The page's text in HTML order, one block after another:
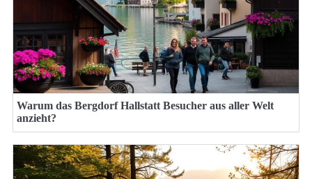
Warum das Bergdorf Hallstatt Besucher aus aller Welt
anzieht?